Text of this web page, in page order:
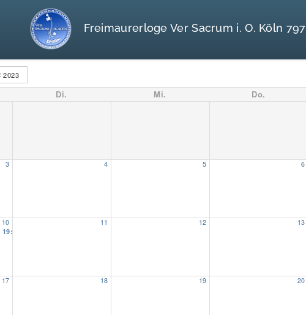
Freimaurerloge Ver Sacrum i. O. Köln 797
2023
Di. Mi. Do.
3 4 5 6
10
19:30
11 12 13
17 18 19 20